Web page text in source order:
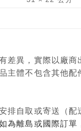
差異，實際以廠商
主體不包含其他配
排自取或寄送（
為離島或國際訂單